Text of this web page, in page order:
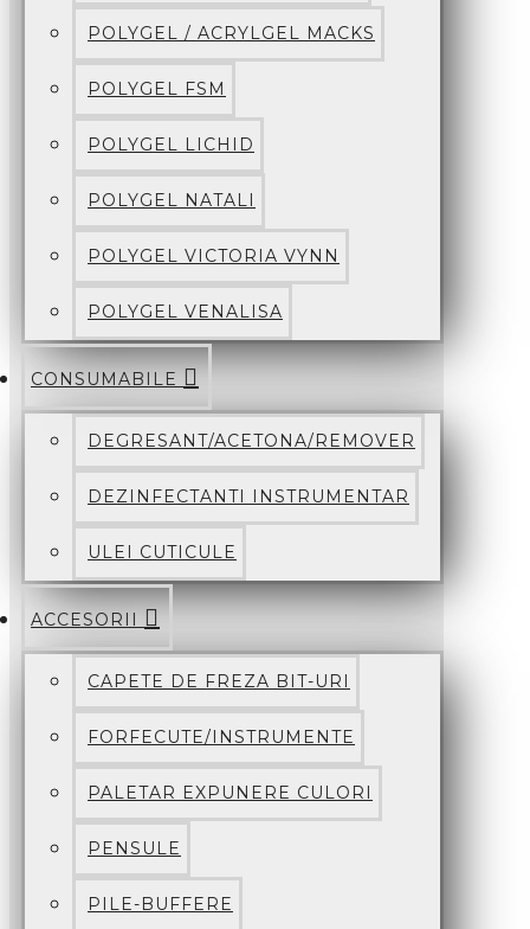
POLYGEL / ACRYLGEL MACKS
POLYGEL FSM
POLYGEL LICHID
POLYGEL NATALI
POLYGEL VICTORIA VYNN
POLYGEL VENALISA
CONSUMABILE
DEGRESANT/ACETONA/REMOVER
DEZINFECTANTI INSTRUMENTAR
ULEI CUTICULE
ACCESORII
CAPETE DE FREZA BIT-URI
FORFECUTE/INSTRUMENTE
PALETAR EXPUNERE CULORI
PENSULE
PILE-BUFFERE